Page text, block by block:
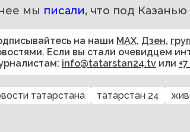
мы писали, что под
на наши MAX, Дзен,
Если вы стали очевидцем
info@tatarstan24.tv или
татарстана татарстан 24